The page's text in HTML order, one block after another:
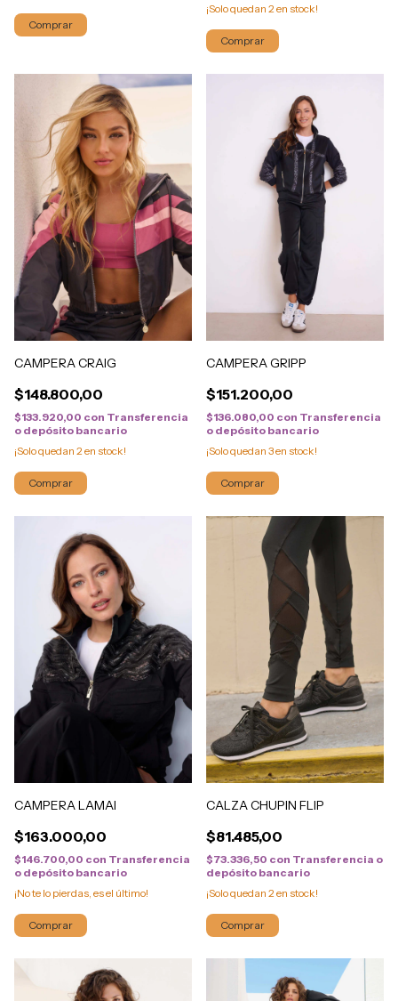
Comprar
¡Solo quedan 2 en stock!
Comprar
CAMPERA CRAIG
$148.800,00
$133.920,00 con Transferencia
o depósito bancario
¡Solo quedan 2 en stock!
Comprar
CAMPERA GRIPP
$151.200,00
$136.080,00 con Transferencia
o depósito bancario
¡Solo quedan 3en stock!
Comprar
CAMPERA LAMAI
$163.000,00
$146.700,00 con Transferencia
o depósito bancario
¡No te lo pierdas, es el último!
Comprar
CALZA CHUPIN FLIP
$81.485,00
$73.336,50 con Transferencia o
depósito bancario
¡Solo quedan 2 en stock!
Comprar